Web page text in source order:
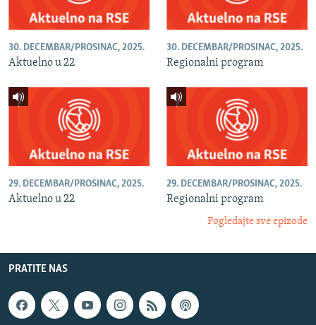
30. DECEMBAR/PROSINAC, 2025.
Aktuelno u 22
30. DECEMBAR/PROSINAC, 2025.
Regionalni program
29. DECEMBAR/PROSINAC, 2025.
Aktuelno u 22
29. DECEMBAR/PROSINAC, 2025.
Regionalni program
Pogledajte sve epizode
PRATITE NAS